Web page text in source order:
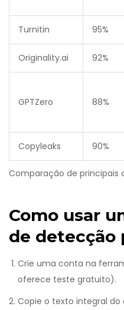
Comparação de principais
Turnitin 95%
Originality.ai 92%
GPTZero 88%
Copyleaks 90%
Como usar
de detecção
Crie uma conta na
oferece teste gratuito).
Copie o texto integral do